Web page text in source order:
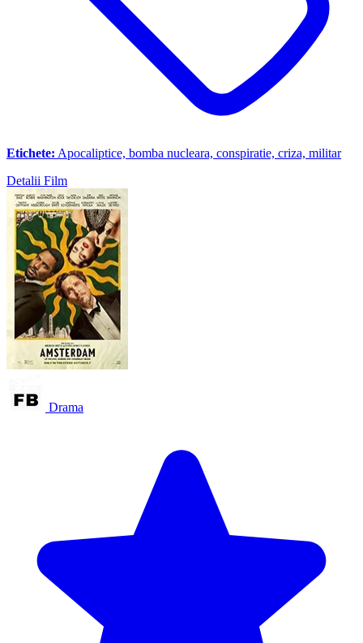
Etichete: Apocaliptice, bomba nucleara, conspiratie, criza, militar
Detalii Film
Drama